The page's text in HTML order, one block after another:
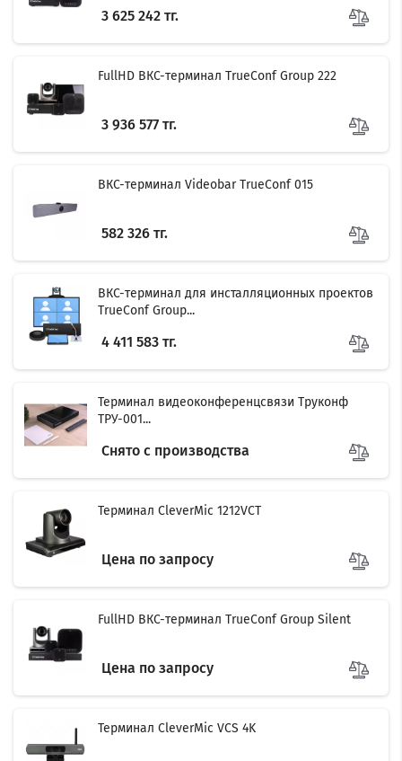
3 625 242 тг.
FullHD ВКС-терминал TrueConf Group 222
3 936 577 тг.
ВКС-терминал Videobar TrueConf 015
582 326 тг.
ВКС-терминал для инсталляционных проектов
TrueConf Group...
4 411 583 тг.
Терминал видеоконференцсвязи Труконф
ТРУ-001...
Снято с производства
Терминал CleverMic 1212VCT
Цена по запросу
FullHD ВКС-терминал TrueConf Group Silent
Цена по запросу
Терминал CleverMic VCS 4K